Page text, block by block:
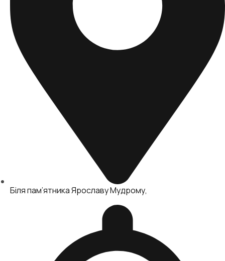
Біля пам’ятника Ярославу Мудрому